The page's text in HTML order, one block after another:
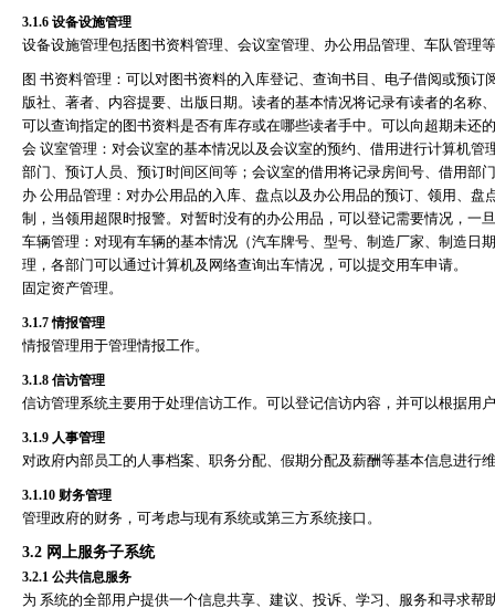
3.1.6 设备设施管理
设备设施管理包括图书资料管理、会议室管理、办公用品管理、车队管理
图 书资料管理：可以对图书资料的入库登记、查询书目、电子借阅或预
版社、著者、内容提要、出版日期。读者的基本情况将记录有读者的名
可以查询指定的图书资料是否有库存或在哪些读者手中。可以向超期未还
会 议室管理：对会议室的基本情况以及会议室的预约、借用进行计算机
部门、预订人员、预订时间区间等；会议室的借用将记录房间号、借用
办 公用品管理：对办公用品的入库、盘点以及办公用品的预订、领用、
制，当领用超限时报警。对暂时没有的办公用品，可以登记需要情况，一
车辆管理：对现有车辆的基本情况（汽车牌号、型号、制造厂家、制造
理，各部门可以通过计算机及网络查询出车情况，可以提交用车申请。
固定资产管理。
3.1.7 情报管理
情报管理用于管理情报工作。
3.1.8 信访管理
信访管理系统主要用于处理信访工作。可以登记信访内容，并可以根据用
3.1.9 人事管理
对政府内部员工的人事档案、职务分配、假期分配及薪酬等基本信息进
3.1.10 财务管理
管理政府的财务，可考虑与现有系统或第三方系统接口。
3.2 网上服务子系统
3.2.1 公共信息服务
为 系统的全部用户提供一个信息共享、建议、投诉、学习、服务和寻求